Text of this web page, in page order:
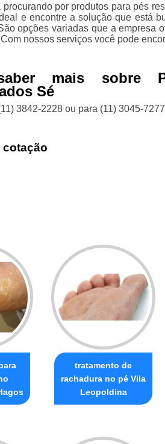
procurando por produtos para pés
e encontre a solução que está
opções variadas que a empresa
nossos serviços você pode
mais sobre
Sé
3842-2228 ou para (11) 3045-7277
cotação
tratamento de
rachadura no pé Vila
Leopoldina